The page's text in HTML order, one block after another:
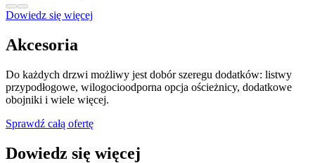
Dowiedz się więcej
Akcesoria
Do każdych drzwi możliwy jest dobór szeregu dodatków: listwy
przypodłogowe, wilogocioodporna opcja ościeżnicy, dodatkowe
obojniki i wiele więcej.
Sprawdź całą ofertę
Dowiedz się więcej